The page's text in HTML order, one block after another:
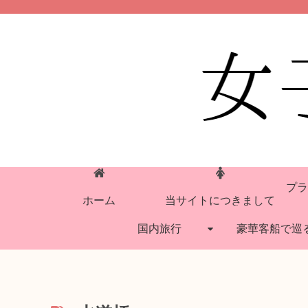
ホーム 当サイトにつきまして
プ
国内旅行 豪華客船で巡